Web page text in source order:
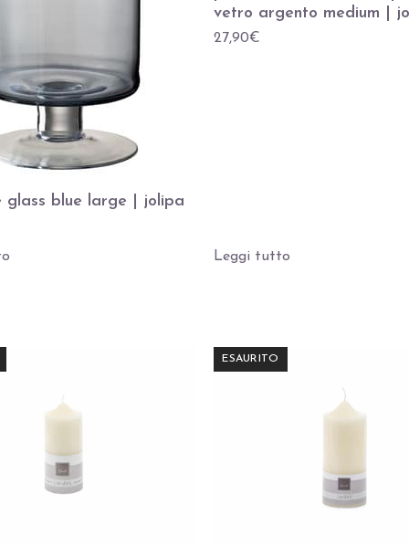
glass blue large | jolipa
vetro argento medium |
27,90€
Leggi tutto
ESAURITO